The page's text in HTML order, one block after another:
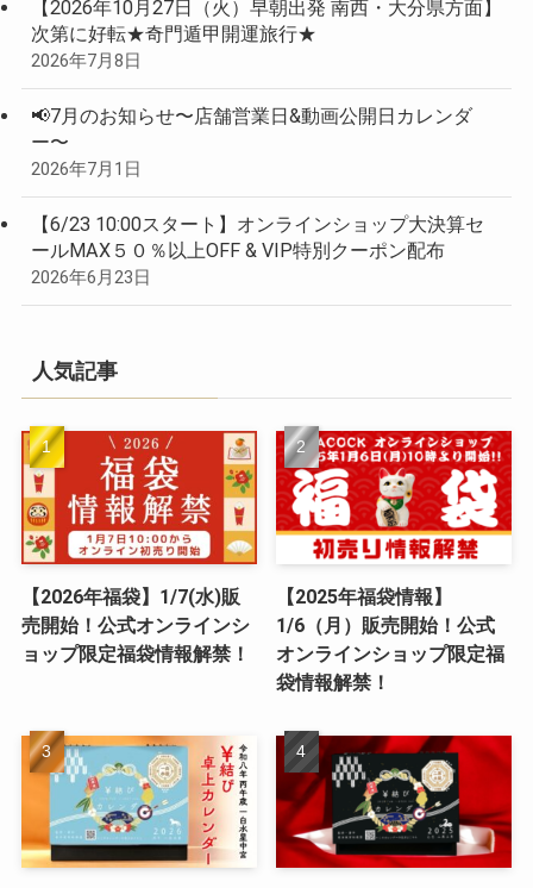
【2026年10月27日（火）早朝出発 南西・大分県方面】
次第に好転★奇門遁甲開運旅行★
2026年7月8日
📢7月のお知らせ〜店舗営業日&動画公開日カレンダ
ー〜
2026年7月1日
【6/23 10:00スタート】オンラインショップ大決算セ
ールMAX５０％以上OFF & VIP特別クーポン配布
2026年6月23日
人気記事
【2026年福袋】1/7(水)販
売開始！公式オンラインシ
ョップ限定福袋情報解禁！
【2025年福袋情報】
1/6（月）販売開始！公式
オンラインショップ限定福
袋情報解禁！